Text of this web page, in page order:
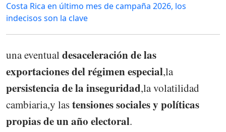
Costa Rica en último mes de campaña 2026, los
indecisos son la clave
una eventualdesaceleración de las
exportaciones del régimen especial,la
persistencia de la inseguridad,la volatilidad
cambiaria,y lastensiones sociales y políticas
propias de un año electoral.